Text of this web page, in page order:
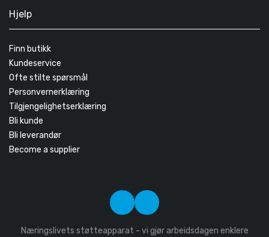
Hjelp
Finn butikk
Kundeservice
Ofte stilte spørsmål
Personvernerklæring
Tilgjengelighetserklæring
Bli kunde
Bli leverandør
Become a supplier
Næringslivets støtteapparat - vi gjør arbeidsdagen enklere